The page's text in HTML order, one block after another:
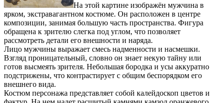
На этой картине изображён мужчина в
ярком, экстравагантном костюме. Он расположен в центре
композиции, занимая большую часть пространства. Фигура
обращена к зрителю слегка под углом, что позволяет
рассмотреть детали его внешности и наряда.
Лицо мужчины выражает смесь надменности и насмешки.
Взгляд проницательный, словно он знает некую тайну или
готов высмеять зрителя. Небольшая бородка и усы аккуратно
подстрижены, что контрастирует с общим беспорядком его
внешнего вида.
Костюм персонажа представляет собой калейдоскоп цветов и